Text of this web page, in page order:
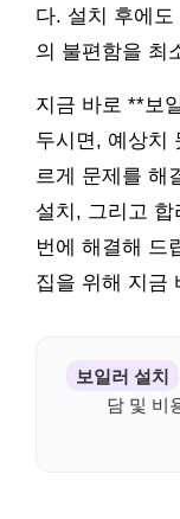
다. 설치 후에
의 불편함을 최
지금 바로 **보
두시면, 예상치
르게 문제를 해
설치, 그리고
번에 해결해 드
집을 위해 지금
보일러 설치
담 및 비